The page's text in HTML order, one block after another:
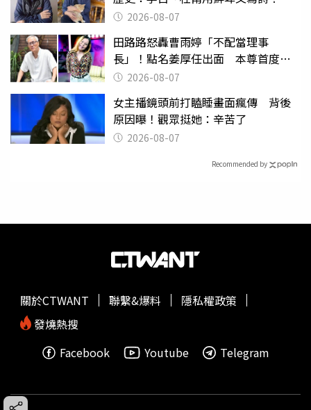
2026-08-07
田路路怒轟曹雨婷「不配當理事
長」！點名姜厚任出面 本尊首度回
應了2026-08-07
女主播鏡頭前打瞌睡畫面瘋傳 背後
原因曝！觀眾挺她：辛苦了
2026-08-07
Recommended by
關於CTWANT 聯繫&爆料
隱私權政策
發燒熱搜
Facebook
Youtube Telegram